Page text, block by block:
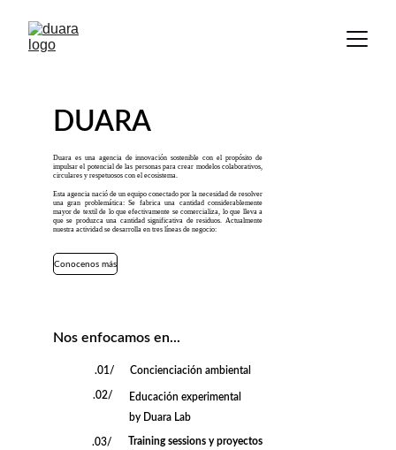
DUARA
Duara es una agencia de innovación sostenible con el propósito de
impulsar el potencial de las personas para crear modelos colaborativos,
circulares y respetuosos con el ecosistema.
Esta agencia nació de un equipo conectado por la necesidad de resolver
una gran problemática: Se fabrica una cantidad considerablemente
mayor de textil de lo que efectivamente se comercializa, lo que lleva a
que se produzca una cantidad significativa de residuos. Actualmente
nuestra actividad se desarrolla en tres líneas de negocio:
Conocenos más
Concienciación ambiental
Educación experimental
by Duara Lab
Training sessions y proyectos
.01/
.02/
.03/
Nos enfocamos en...